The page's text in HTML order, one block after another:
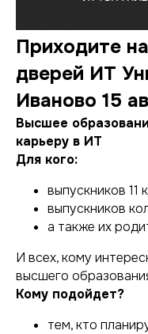
Приходите
дверей ИТ
Иваново 15
Высшее
карьеру в ИТ
Для кого:
выпускников 11
выпускников
а также их
И всех, кому
высшего
Кому подойдет?
тем, кто